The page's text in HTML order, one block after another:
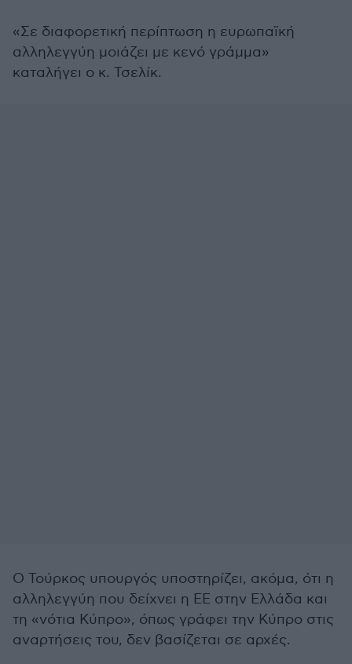
«Σε διαφορετική περίπτωση η ευρωπαϊκή
αλληλεγγύη μοιάζει με κενό γράμμα»
καταλήγει ο κ. Τσελίκ.
Ο Τούρκος υπουργός υποστηρίζει, ακόμα, ότι η
αλληλεγγύη που δείχνει η ΕΕ στην Ελλάδα και
τη «νότια Κύπρο», όπως γράφει την Κύπρο στις
αναρτήσεις του, δεν βασίζεται σε αρχές.